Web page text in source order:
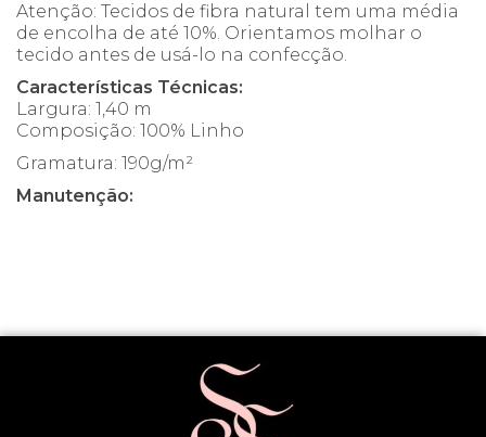
Atenção: Tecidos de fibra natural tem uma média
de encolha de até 10%. Orientamos molhar o
tecido antes de usá-lo na confecção.
Características Técnicas:
Largura: 1,40 m
Composição: 100% Linho
Gramatura: 190g/m²
Manutenção: